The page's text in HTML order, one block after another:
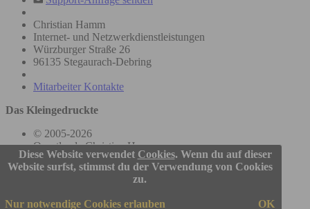
Diese Website verwendet Cookies. Wenn du auf dieser
Website surfst, stimmst du der Verwendung von Cookies
zu.
Nur notwendige Cookies erlauben OK
Christian Hamm
Internet- und Netzwerkdienstleistungen
Würzburger Straße 26
96135 Stegaurach-Debring
Mitarbeiter Kontakte
Das Kleingedruckte
© 2005-2026
Questler.de Christian Hamm
Nutzungsbedingungen